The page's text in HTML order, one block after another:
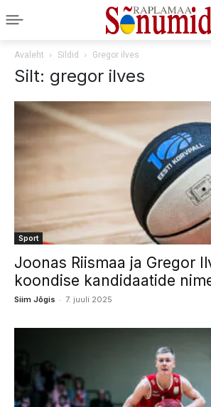
Avaleht Sildid Gregor ilves
Silt: gregor ilves
Sport
Joonas Riismaa ja Gregor
koondise kandidaatide
Siim Jõgis - 7. juuli 2025